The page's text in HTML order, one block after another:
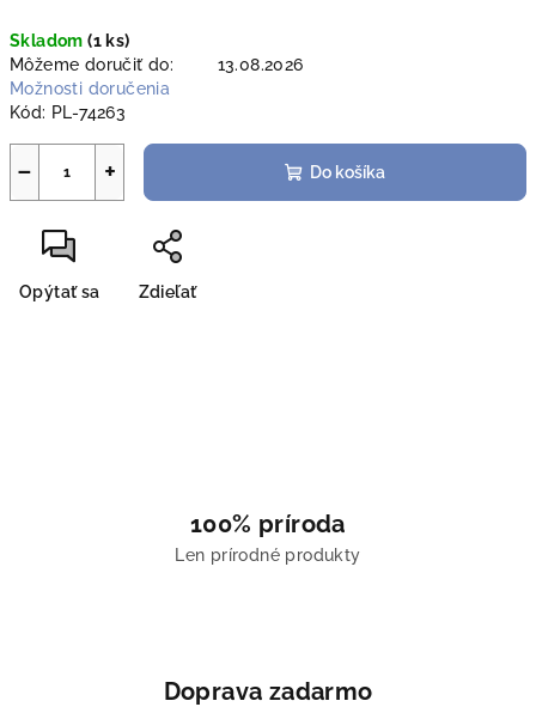
cena:
Skladom(1 ks)
Môžeme doručiť do:
13.08.2026
Možnosti doručenia
Kód: PL-74263
+
− Do košíka
Opýtať sa Zdieľať
100% príroda
Len prírodné produkty
Doprava zadarmo